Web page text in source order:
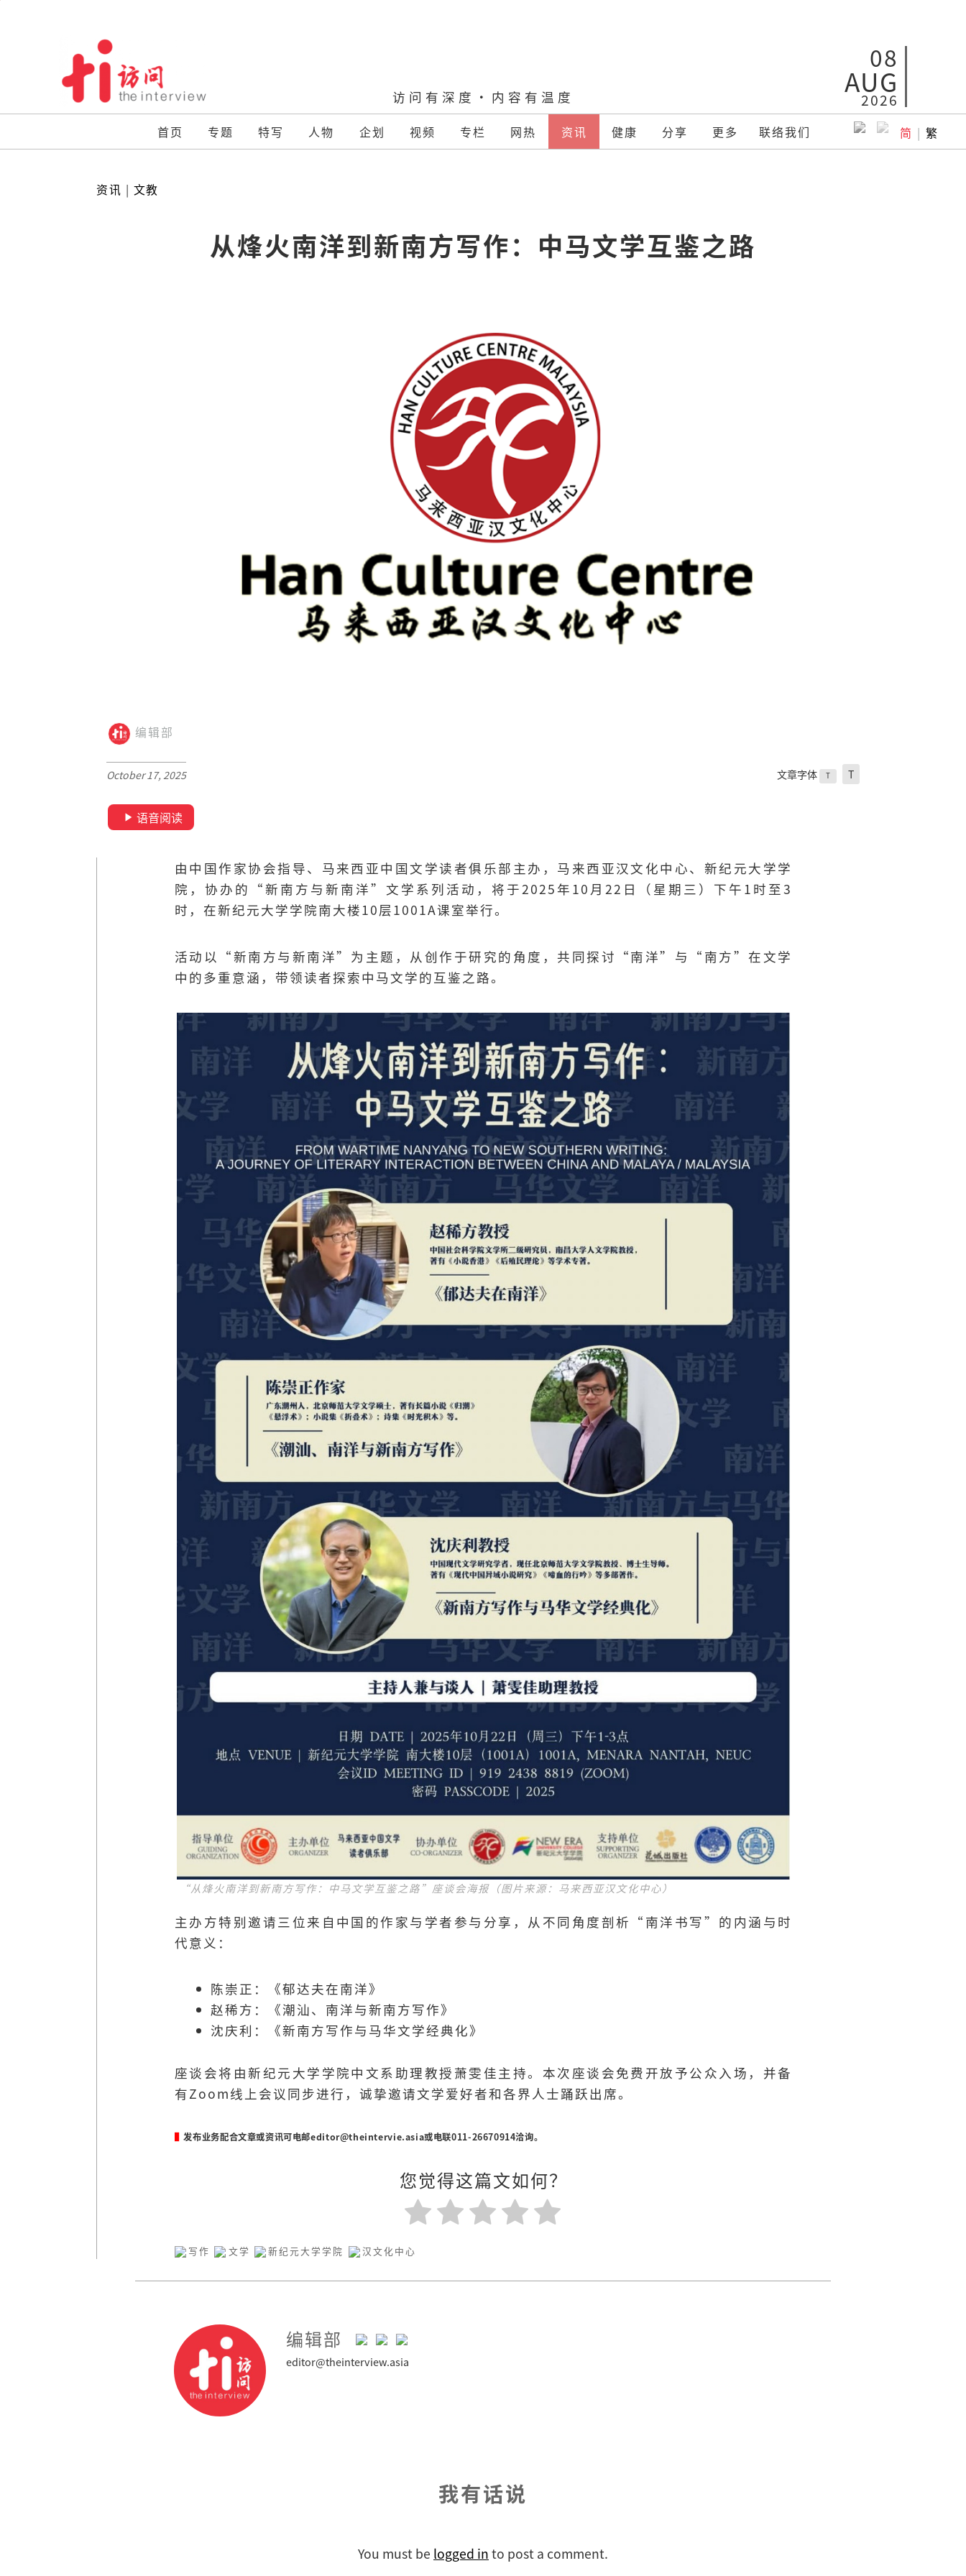
访问有深度·内容有温度
08
AUG
2026
首页 专题 特写 人物 企划 视频 专栏 网热 资讯 健康 分享 更多 联络我们 简 | 繁
资讯 | 文教
从烽火南洋到新南方写作：中马文学互鉴之路
编辑部
October 17, 2025 文章字体 T T
语音阅读
由中国作家协会指导、马来西亚中国文学读者俱乐部主办，马来西亚汉文化中心、新纪元大学学
院，协办的“新南方与新南洋”文学系列活动，将于2025年10月22日（星期三）下午1时至3
时，在新纪元大学学院南大楼10层1001A课室举行。
活动以“新南方与新南洋”为主题，从创作于研究的角度，共同探讨“南洋”与“南方”在文学
中的多重意涵，带领读者探索中马文学的互鉴之路。
“从烽火南洋到新南方写作：中马文学互鉴之路”座谈会海报（图片来源：马来西亚汉文化中心）
主办方特别邀请三位来自中国的作家与学者参与分享，从不同角度剖析“南洋书写”的内涵与时
代意义：
陈崇正：《郁达夫在南洋》
赵稀方：《潮汕、南洋与新南方写作》
沈庆利：《新南方写作与马华文学经典化》
座谈会将由新纪元大学学院中文系助理教授萧雯佳主持。本次座谈会免费开放予公众入场，并备
有Zoom线上会议同步进行，诚挚邀请文学爱好者和各界人士踊跃出席。
▌发布业务配合文章或资讯可电邮editor@theintervie.asia或电联011-26670914洽询。
您觉得这篇文如何？
写作 文学 新纪元大学学院 汉文化中心
编辑部
editor@theinterview.asia
我有话说
You must be logged in to post a comment.